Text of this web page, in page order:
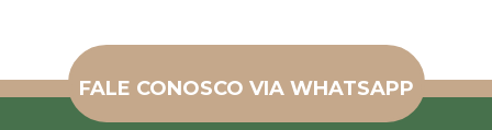
FALE CONOSCO VIA WHATSAPP